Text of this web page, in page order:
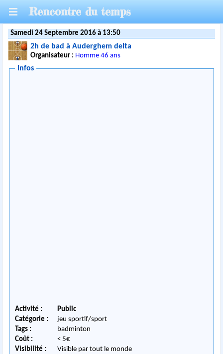
Rencontre du temps
Samedi 24 Septembre 2016 à 13:50
2h de bad à Auderghem delta
Organisateur : Homme 46 ans
Infos
Activité :
Public
Catégorie :
jeu sportif/sport
Tags :
badminton
Coût :
< 5€
Visibilité :
Visible par tout le monde